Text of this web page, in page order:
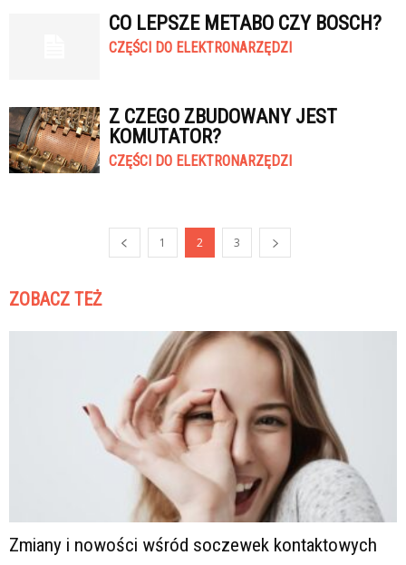
CO LEPSZE METABO CZY BOSCH?
CZĘŚCI DO ELEKTRONARZĘDZI
Z CZEGO ZBUDOWANY JEST
KOMUTATOR?
CZĘŚCI DO ELEKTRONARZĘDZI
1 2 3
ZOBACZ TEŻ
Zmiany i nowości wśród soczewek kontaktowych